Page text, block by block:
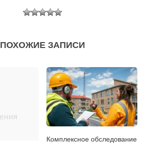
ПОХОЖИЕ ЗАПИСИ
Комплексное обследование